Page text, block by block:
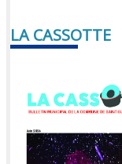
LA CASSOTTE